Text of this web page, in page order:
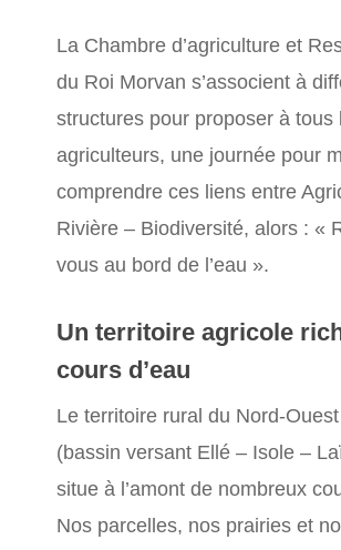
La Chambre d’agriculture et
du Roi Morvan s’associent à
structures pour proposer à tous
agriculteurs, une journée pour
comprendre ces liens entre
Rivière – Biodiversité, alors : «
vous au bord de l’eau ».
Un territoire agricole
cours d’eau
Le territoire rural du Nord-
(bassin versant Ellé – Isole –
situe à l’amont de nombreux
Nos parcelles, nos prairies et